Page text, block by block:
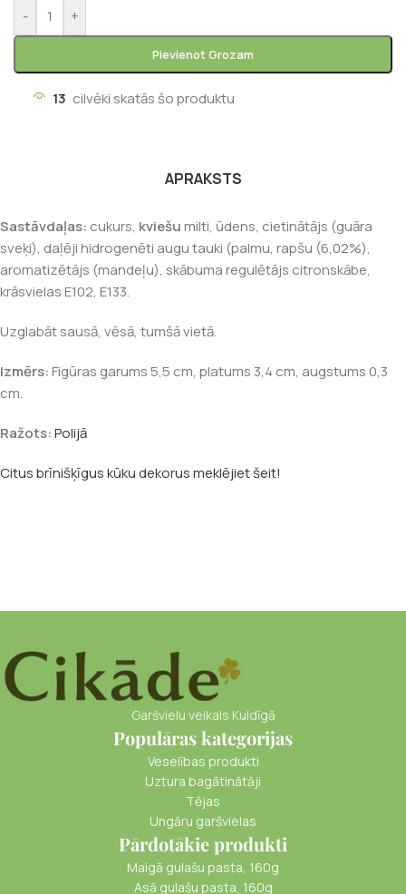
- +
Pievienot Grozam
13 cilvēki skatās šo produktu
APRAKSTS
Sastāvdaļas: cukurs, kviešumilti, ūdens, cietinātājs (guāra
sveķi), daļēji hidrogenēti augu tauki (palmu, rapšu (6,02%),
aromatizētājs (mandeļu), skābuma regulētājs citronskābe,
krāsvielas E102, E133.
Uzglabāt sausā, vēsā, tumšā vietā.
Izmērs:Figūras garums 5,5 cm, platums 3,4 cm, augstums 0,3
cm.
Ražots:Polijā
Citus brīnišķīgus kūku dekorus meklējiet šeit!
Garšvielu veikals Kuldīgā
Populāras kategorijas
Veselības produkti
Uztura bagātinātāji
Tējas
Ungāru garšvielas
Pārdotākie produkti
Maigā gulašu pasta, 160g
Asā gulašu pasta, 160g